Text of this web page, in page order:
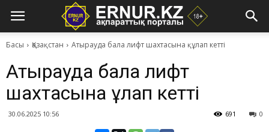
Басы Қазақстан Атырауда бала лифт шахтасына құлап кетті
Атырауда бала лифт
шахтасына құлап кетті
30.06.2025 10:56 0
691